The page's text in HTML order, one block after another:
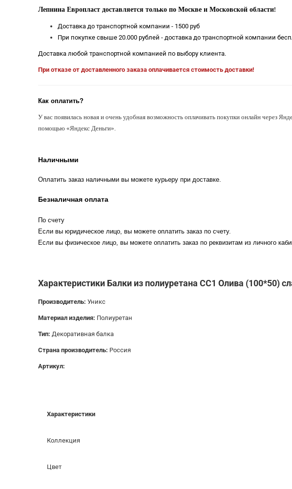
Лепнина Европласт доставляется только по Москве и Московской области!
Доставка до транспортной компании - 1500 руб
При покупке свыше 20.000 рублей - доставка до транспортной компании
Доставка любой транспортной компанией по выбору клиента.
При отказе от доставленного заказа оплачивается стоимость доставки!
Как оплатить?
У вас появилась новая и очень удобная возможность оплачивать покупки онлайн через
помощью «Яндекс Деньги».
Наличными
Оплатить заказ наличными вы можете курьеру при доставке.
Безналичная оплата
По счету
Если вы юридическое лицо, вы можете оплатить заказ по счету.
Если вы физическое лицо, вы можете оплатить заказ по реквизитам из личного
Характеристики Балки из полиуретана СС1 Олива (100*50)
Производитель: Уникс
Материал изделия: Полиуретан
Тип: Декоративная балка
Страна производитель: Россия
Артикул:
Характеристики
Коллекция
Цвет